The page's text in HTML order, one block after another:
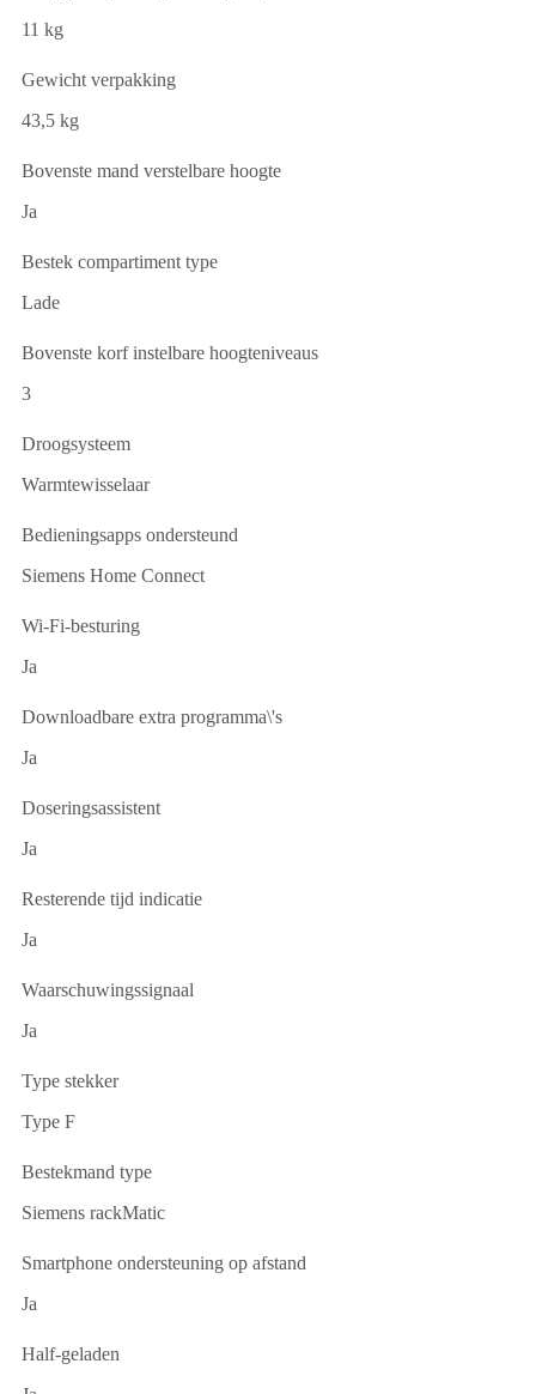
11 kg
Gewicht verpakking
43,5 kg
Bovenste mand verstelbare hoogte
Ja
Bestek compartiment type
Lade
Bovenste korf instelbare hoogteniveaus
3
Droogsysteem
Warmtewisselaar
Bedieningsapps ondersteund
Siemens Home Connect
Wi-Fi-besturing
Ja
Downloadbare extra programma\'s
Ja
Doseringsassistent
Ja
Resterende tijd indicatie
Ja
Waarschuwingssignaal
Ja
Type stekker
Type F
Bestekmand type
Siemens rackMatic
Smartphone ondersteuning op afstand
Ja
Half-geladen